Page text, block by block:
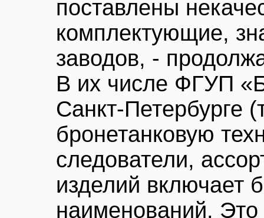
поставлены
комплектующие,
заводов, -
В их числе ФГУП
Санкт-Петербурге
бронетанковую
следователи,
изделий включает
наименований.